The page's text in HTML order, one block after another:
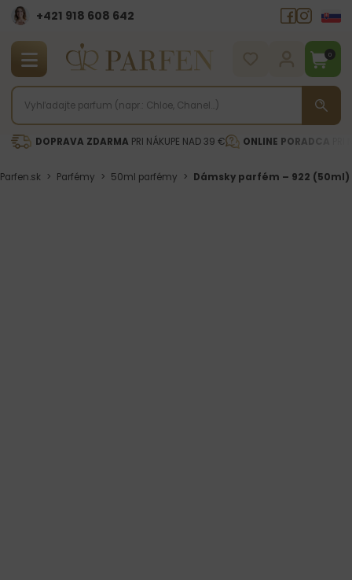
+421 918 608 642‬
0
DOPRAVA ZDARMA PRI NÁKUPE NAD 39 € ONLINE PORADCA
Parfen.sk > Parfémy > 50ml parfémy > Dámsky parfém – 922 (50ml)